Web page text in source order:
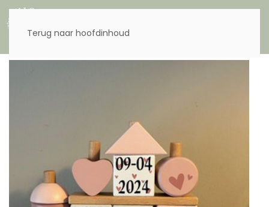
Terug naar hoofdinhoud